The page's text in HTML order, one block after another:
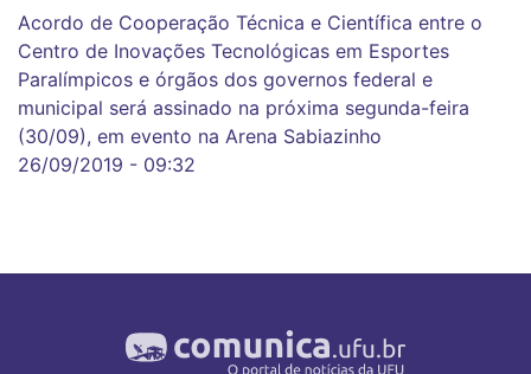
Acordo de Cooperação Técnica e Científica entre o
Centro de Inovações Tecnológicas em Esportes
Paralímpicos e órgãos dos governos federal e
municipal será assinado na próxima segunda-feira
(30/09), em evento na Arena Sabiazinho
26/09/2019 - 09:32